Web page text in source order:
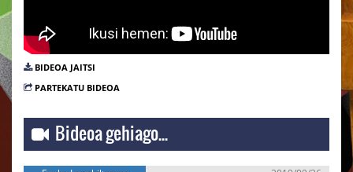
BIDEOA JAITSI
PARTEKATU BIDEOA
Bideoa gehiago...